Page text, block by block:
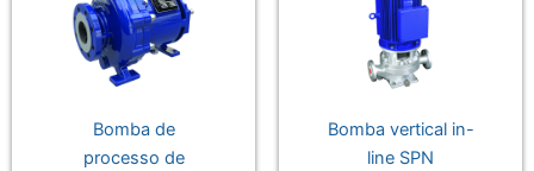
Bomba de
processo de
Bomba vertical in-
line SPN